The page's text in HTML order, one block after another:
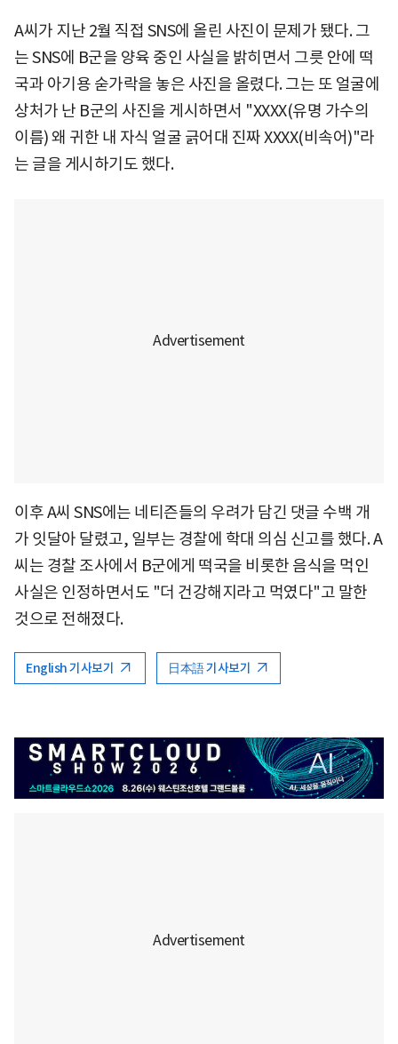
A씨가 지난 2월 직접 SNS에 올린 사진이 문제가 됐다. 그
는 SNS에 B군을 양육 중인 사실을 밝히면서 그릇 안에 떡
국과 아기용 숟가락을 놓은 사진을 올렸다. 그는 또 얼굴에
상처가 난 B군의 사진을 게시하면서 "XXXX(유명 가수의
이름) 왜 귀한 내 자식 얼굴 긁어대 진짜 XXXX(비속어)"라
는 글을 게시하기도 했다.
이후 A씨 SNS에는 네티즌들의 우려가 담긴 댓글 수백 개
가 잇달아 달렸고, 일부는 경찰에 학대 의심 신고를 했다. A
씨는 경찰 조사에서 B군에게 떡국을 비롯한 음식을 먹인
사실은 인정하면서도 "더 건강해지라고 먹였다"고 말한
것으로 전해졌다.
English 기사보기 日本語 기사보기